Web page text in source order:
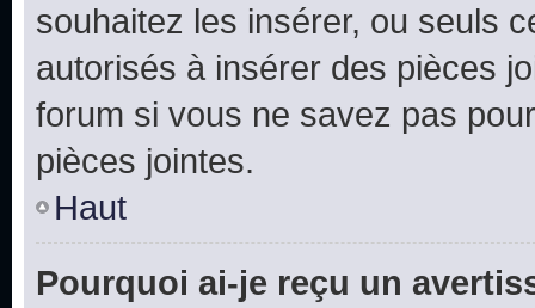
souhaitez les insérer, ou seuls
autorisés à insérer des pièces
forum si vous ne savez pas
pièces jointes.
Haut
Pourquoi ai-je reçu un